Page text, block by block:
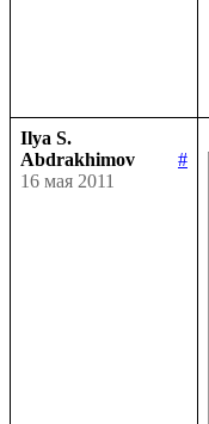
Ilya S.
Abdrakhimov
#
16 мая 2011